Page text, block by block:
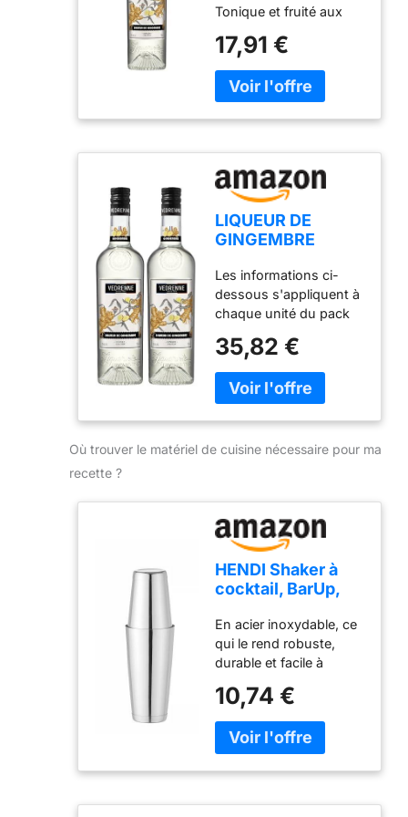
Tonique et fruité aux
SAVEUR : Chaude et
très expressive,
agréablement pimentée
avec une longue finale
aux notes citronnées.
17,91 €
LIQUEUR DE
GINGEMBRE
70 cl (Lot de 2)
Les informations ci-
dessous s'appliquent à
chaque unité du pack
paille clair. SON NEZ :
Tonique et fruité aux
notes épicées. SA
SAVEUR : Chaude et
très expressive,
agréablement pimentée
35,82 €
Où trouver le matériel de cuisine nécessaire pour ma
recette ?
HENDI Shaker à
cocktail, BarUp,
Tin-on-Tin,
utilisation
universelle, 2
shakers lestés :
600ml,
ø90x(H)140mm et
800ml,
lavable au lave-
vaisselle, acier
En acier inoxydable, ce
qui le rend robuste,
durable et facile à
usage universel, il
permet de préparer la
plupart des types de
cocktails Fermeture
hermétique, pas de
10,74 €